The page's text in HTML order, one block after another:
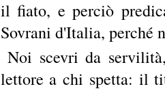
il fiato, e perciò
Sovrani d'Italia, perché
Noi scevri da
lettore a chi spetta: il